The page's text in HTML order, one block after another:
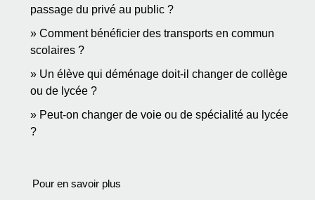
passage du privé au public ?
Comment bénéficier des transports en commun
scolaires ?
Un élève qui déménage doit-il changer de collège
ou de lycée ?
Peut-on changer de voie ou de spécialité au lycée
?
Pour en savoir plus